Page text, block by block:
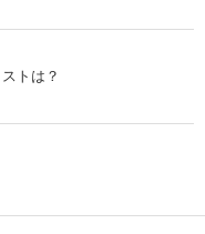
トは？